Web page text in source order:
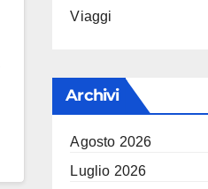
Viaggi
Archivi
Agosto 2026
Luglio 2026